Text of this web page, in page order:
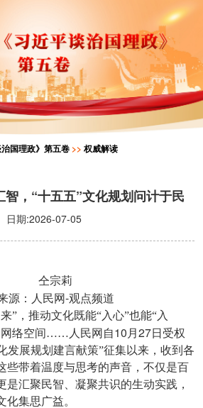
国理政》第五卷 >> 权威解读
智，“十五五”文化规划问计于民
日期:2026-07-05
仝宗莉
源：人民网-观点频道
”，推动文化既能“入心”也能“入
网络空间……人民网自10 月 27日受权
发展规划建言献策”征集以来，收到各
些带着温度与思考的声音，不仅是百
是汇聚民智、凝聚共识的生动实践，
化集思广益。